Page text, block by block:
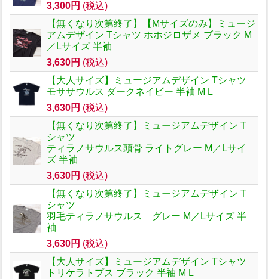
3,300円 (税込)
【無くなり次第終了】【Mサイズのみ】ミュージ
アムデザイン Tシャツ ホホジロザメ ブラック M
／Lサイズ 半袖
3,630円 (税込)
【大人サイズ】ミュージアムデザイン Tシャツ
モササウルス ダークネイビー 半袖 M L
3,630円 (税込)
【無くなり次第終了】ミュージアムデザイン T
シャツ
ティラノサウルス頭骨 ライトグレー M／Lサイ
ズ 半袖
3,630円 (税込)
【無くなり次第終了】ミュージアムデザイン T
シャツ
羽毛ティラノサウルス グレー M／Lサイズ 半
袖
3,630円 (税込)
【大人サイズ】ミュージアムデザイン Tシャツ
トリケラトプス ブラック 半袖 M L